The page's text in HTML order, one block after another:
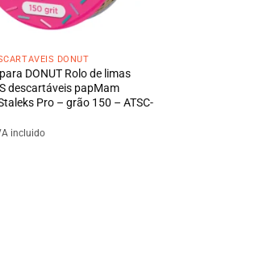
DONUT
DONUT Rolo de limas
descartáveis papMam
Pro – grão 150 – ATSC-
incluido